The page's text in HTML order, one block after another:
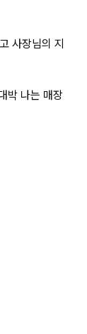
사장님의 지
박 나는 매장